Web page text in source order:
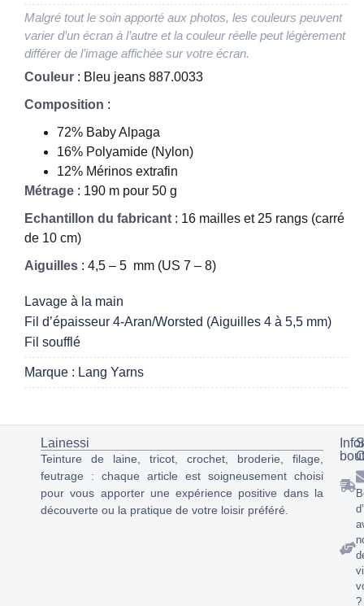
Malgré tout le soin apporté aux photos, les couleurs peuvent
varier d’un écran à l’autre et la couleur réelle peut légèrement
différer de l’image affichée sur votre écran.
Couleur : Bleu jeans 887.0033
Composition :
72% Baby Alpaga
16% Polyamide (Nylon)
12% Mérinos extrafin
Métrage : 190 m pour 50 g
Echantillon du fabricant : 16 mailles et 25 rangs (carré
de 10 cm)
Aiguilles : 4,5 – 5 mm (US 7 – 8)
Lavage à la main
Fil d’épaisseur 4-Aran/Worsted (Aiguilles 4 à 5,5 mm)
Fil soufflé
Marque : Lang Yarns
Lainessi
Teinture de laine, tricot, crochet, broderie, filage,
feutrage : chaque article est soigneusement choisi
pour vous apporter une expérience positive dans la
découverte ou la pratique de votre loisir préféré.
?